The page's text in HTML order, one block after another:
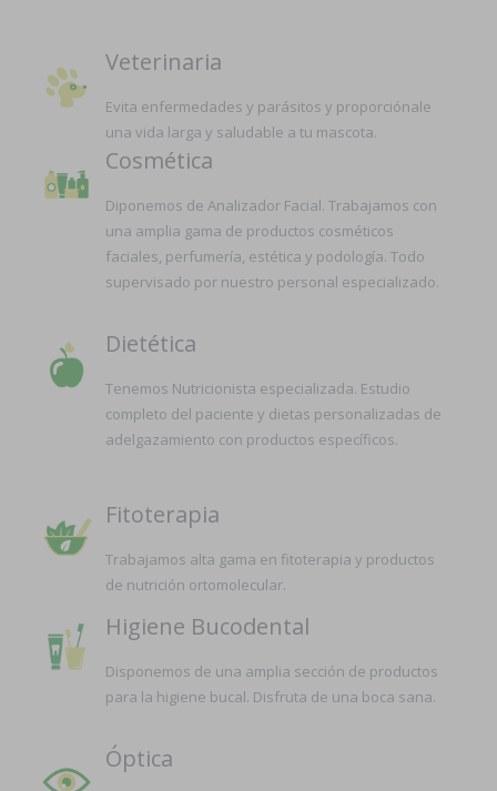
Veterinaria
Evita enfermedades y parásitos y proporciónale
una vida larga y saludable a tu mascota.
Cosmética
Diponemos de Analizador Facial. Trabajamos con
una amplia gama de productos cosméticos
faciales, perfumería, estética y podología. Todo
supervisado por nuestro personal especializado.
Dietética
Tenemos Nutricionista especializada. Estudio
completo del paciente y dietas personalizadas de
adelgazamiento con productos específicos.
Fitoterapia
Trabajamos alta gama en fitoterapia y productos
de nutrición ortomolecular.
Higiene Bucodental
Disponemos de una amplia sección de productos
para la higiene bucal. Disfruta de una boca sana.
Óptica